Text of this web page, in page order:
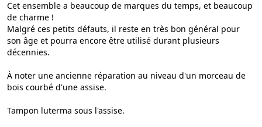
Cet ensemble a beaucoup de marques du temps, et beaucoup
de charme !
Malgré ces petits défauts, il reste en très bon général pour
son âge et pourra encore être utilisé durant plusieurs
décennies.
À noter une ancienne réparation au niveau d'un morceau de
bois courbé d'une assise.
Tampon luterma sous l'assise.